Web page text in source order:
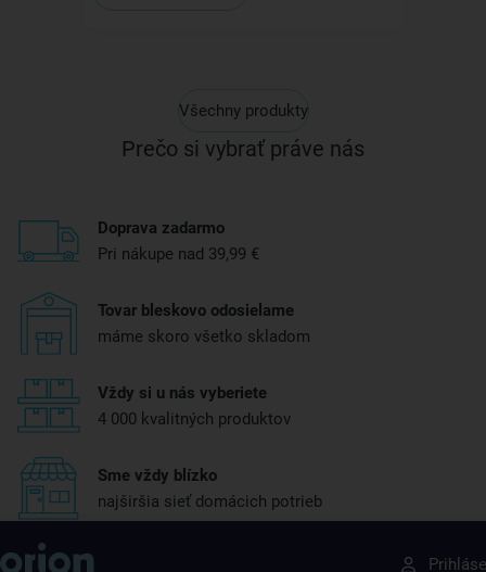
Všechny produkty
Prečo si vybrať práve nás
Doprava zadarmo
Pri nákupe nad 39,99 €
Tovar bleskovo odosielame
máme skoro všetko skladom
Vždy si u nás vyberiete
4 000 kvalitných produktov
Sme vždy blízko
najširšia sieť domácich potrieb
Získajte rady, recepty a tipy na zľavy skôr ako